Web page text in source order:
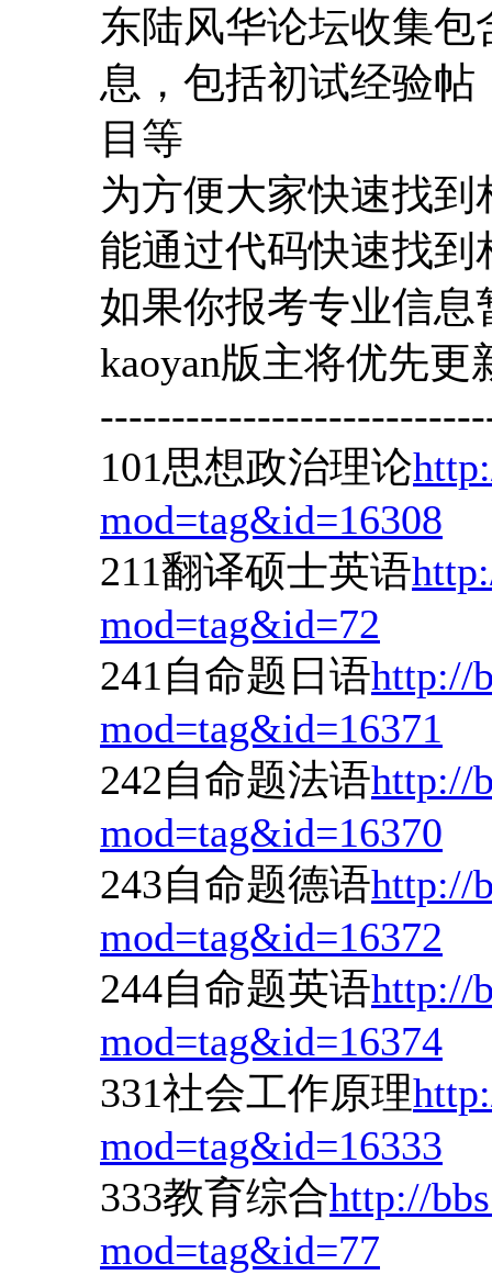
东陆风华论坛收集
息，包括初试经验帖
目等
为方便大家快速找
能通过代码快速找到
如果你报考专业信
kaoyan版主将优先更
101思想政治理论
mod=tag&id=16308
211翻译硕士英语
mod=tag&id=72
241自命题日语http://
mod=tag&id=16371
242自命题法语http://
mod=tag&id=16370
243自命题德语http://
mod=tag&id=16372
244自命题英语http://
mod=tag&id=16374
331社会工作原理
mod=tag&id=16333
333教育综合http://
mod=tag&id=77